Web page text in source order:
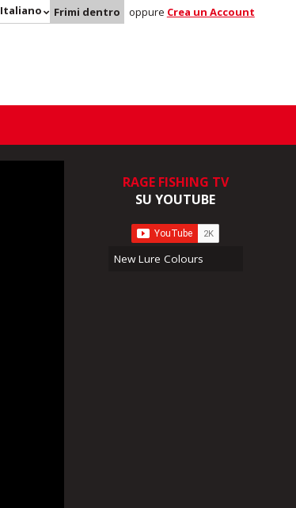
Italiano Frimi dentro oppure Crea un Account
RAGE FISHING TV
SU YOUTUBE
New Lure Colours